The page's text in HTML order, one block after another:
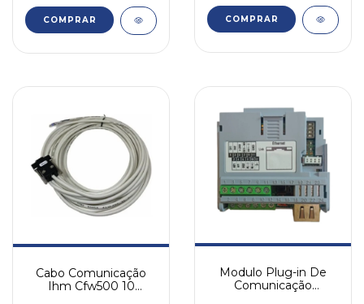
COMPRAR COMPRAR
Cabo Comunicação
Ihm Cfw500 10
Modulo Plug-in De
Comunicação